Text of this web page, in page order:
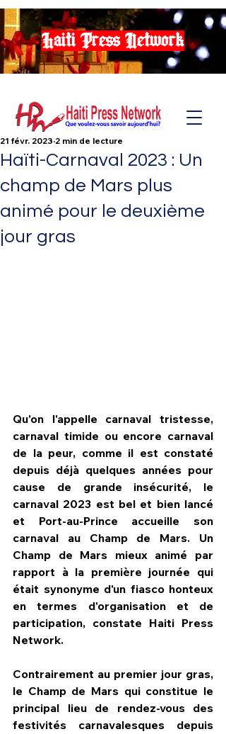
Haiti Press Network
HPN Live
Haïti-Carnaval 2023 : Un
champ de Mars plus
animé pour le deuxième
jour gras
21 févr. 2023 2 min de lecture
Qu'on l'appelle carnaval tristesse,
carnaval timide ou encore carnaval
de la peur, comme il est constaté
depuis déjà quelques années pour
cause de grande insécurité, le
carnaval 2023 est bel et bien lancé
et Port-au-Prince accueille son
carnaval au Champ de Mars. Un
Champ de Mars mieux animé par
rapport à la première journée qui
était synonyme d'un fiasco honteux
en termes d'organisation et de
participation, constate Haiti Press
Network.
Contrairement au premier jour gras,
le Champ de Mars qui constitue le
principal lieu de rendez-vous des
festivités carnavalesques depuis